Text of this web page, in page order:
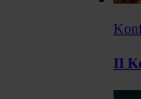
II